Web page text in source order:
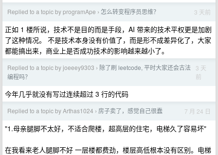
Replied to a topic by programApe › 怎么转变程序员思维？ 3 天前
正如 1 楼所说，技术不是目的而是手段，AI 带来的技术平权更是加剧
了这种情况。 不是技术本身没有价值了，而是形不成差异化了，大家
都能搞出来，商业上是否成功技术的影响越来越小了。
Replied to a topic by joeeey9303 › 除了刷 leetcode, 平时大家还会古法
编程吗？
3 天
前
今年几乎就没有写过连续超过 3 行的代码
Replied to a topic by Arthas1024 › 房子卖了，感觉自己很蠢 7 月 24 日
"1.母亲腿脚不太好，不适合爬楼，超高层的住宅，电梯久了容易坏"
在我看来老人腿脚不好 一层楼都费劲，楼层高低根本没有区别。电梯